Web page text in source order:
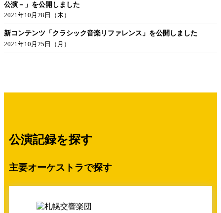
公演－」を公開しました
2021年10月28日（木）
新コンテンツ「クラシック音楽リファレンス」を公開しました
2021年10月25日（月）
公演記録を探す
主要オーケストラで探す